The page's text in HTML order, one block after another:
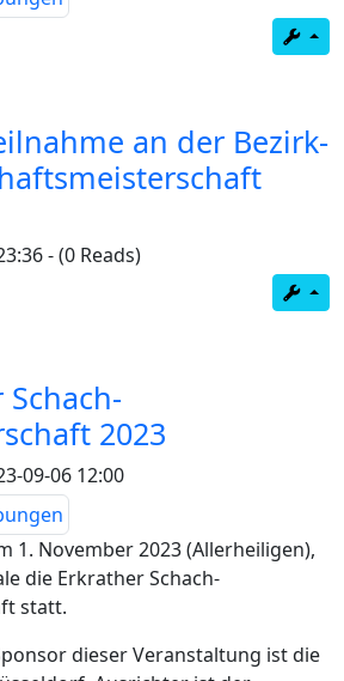
an der Bezirk-
-(0 Reads)
2023
09-06 12:00
1. November 2023 (Allerheiligen),
die Erkrather Schach-
statt.
dieser Veranstaltung ist die